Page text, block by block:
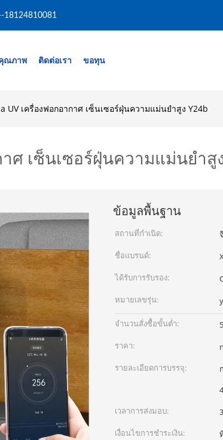
18124810081
ณภาพ ติดต่อเรา ขอทุน
UV เครื่องฟอกอากาศ เซ็นเซอร์ฝุ่นความแม่นยำสูง Y24b
ศ เซ็นเซอร์ฝุ่นความแม่นยำสู
ข้อมูลพื้นฐาน
สถานที่กำเนิด:
ชื่อแบรนด์:
ได้รับการรับรอง:
หมายเลขรุ่น:
จำนวนสั่งซื้อขั้นต่ำ:
ราคา:
รายละเอียดการบรรจุ:
เวลาการส่งมอบ:
เงื่อนไขการชำระเงิน: